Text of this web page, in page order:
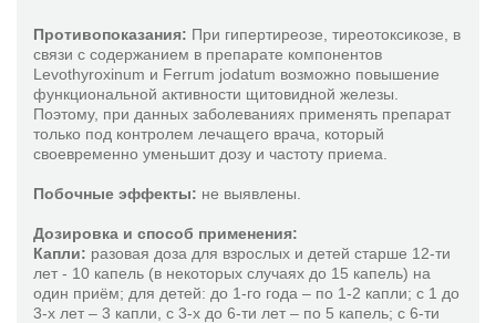
Нагельмикоз-Нозод-Инъель
Нервохеель
Нукс вомика-Гомаккорд
Овариум композитум
Окулохеель
Ревма-Хеель
Ренель Н
Реструкта про инъектионе С
Противопоказания: При гипертиреозе, тиреотоксикозе, в
связи с содержанием в препарате компонентов
Levothyroxinum и Ferrum jodatum возможно повышение
функциональной активности щитовидной железы.
Поэтому, при данных заболеваниях применять препарат
только под контролем лечащего врача, который
своевременно уменьшит дозу и частоту приема.
Побочные эффекты: не выявлены.
Дозировка и способ применения:
Капли: разовая доза для взрослых и детей старше 12-ти
лет - 10 капель (в некоторых случаях до 15 капель) на
один приём; для детей: до 1-го года – по 1-2 капли; с 1 до
3-х лет – 3 капли, с 3-х до 6-ти лет – по 5 капель; с 6-ти